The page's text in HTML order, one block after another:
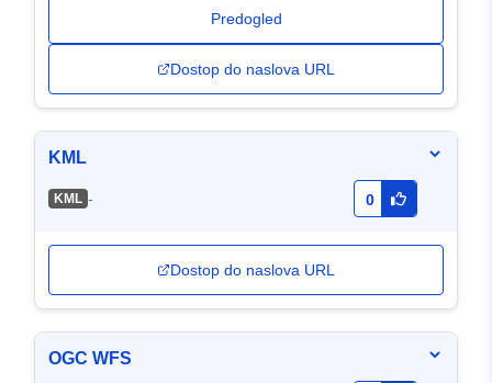
Predogled
Dostop do naslova URL
KML
KML - 0
Dostop do naslova URL
OGC WFS